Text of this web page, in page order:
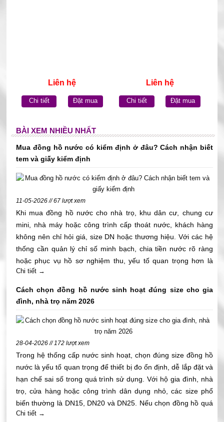
Liên hệ
Chi tiết Đặt mua
Liên hệ
Chi tiết Đặt mua
BÀI XEM NHIỀU NHẤT
Mua đồng hồ nước có kiểm định ở đâu? Cách nhận biết
tem và giấy kiểm định
11-05-2026 // 67 lượt xem
Khi mua đồng hồ nước cho nhà trọ, khu dân cư, chung cư
mini, nhà máy hoặc công trình cấp thoát nước, khách hàng
không nên chỉ hỏi giá, size DN hoặc thương hiệu. Với các hệ
thống cần quản lý chỉ số minh bạch, chia tiền nước rõ ràng
hoặc phục vụ hồ sơ nghiệm thu, yếu tố quan trọng hơn là
đồng hồ nước có kiểm định hay không, tem có rõ không, giấy
Đặc biệt với khách hàng, nhà thầu M&E, phòng kỹ thuật và
từ đầu giúp giảm rủi ro khi bàn giao, hạn chế tranh chấp chỉ
số và tránh thiếu hồ sơ trong quá trình nghiệm thu. Bài viết
này giúp quý khách trả lời đúng câu hỏi: mua đồng hồ nước
có kiểm định ở đâu uy tín, cần kiểm tra giấy tờ gì và làm sao
nhận biết nhanh trước khi mua.
Chi tiết →
Cách chọn đồng hồ nước sinh hoạt đúng size cho gia
đình, nhà trọ năm 2026
28-04-2026 // 172 lượt xem
Trong hệ thống cấp nước sinh hoạt, chọn đúng size đồng hồ
nước là yếu tố quan trọng để thiết bị đo ổn định, dễ lắp đặt và
hạn chế sai số trong quá trình sử dụng. Với hộ gia đình, nhà
trọ, cửa hàng hoặc công trình dân dụng nhỏ, các size phổ
biến thường là DN15, DN20 và DN25. Nếu chọn đồng hồ quá
nhỏ, nước có thể bị yếu, lưu lượng không đáp ứng đủ nhu cầu
Chi tiết →